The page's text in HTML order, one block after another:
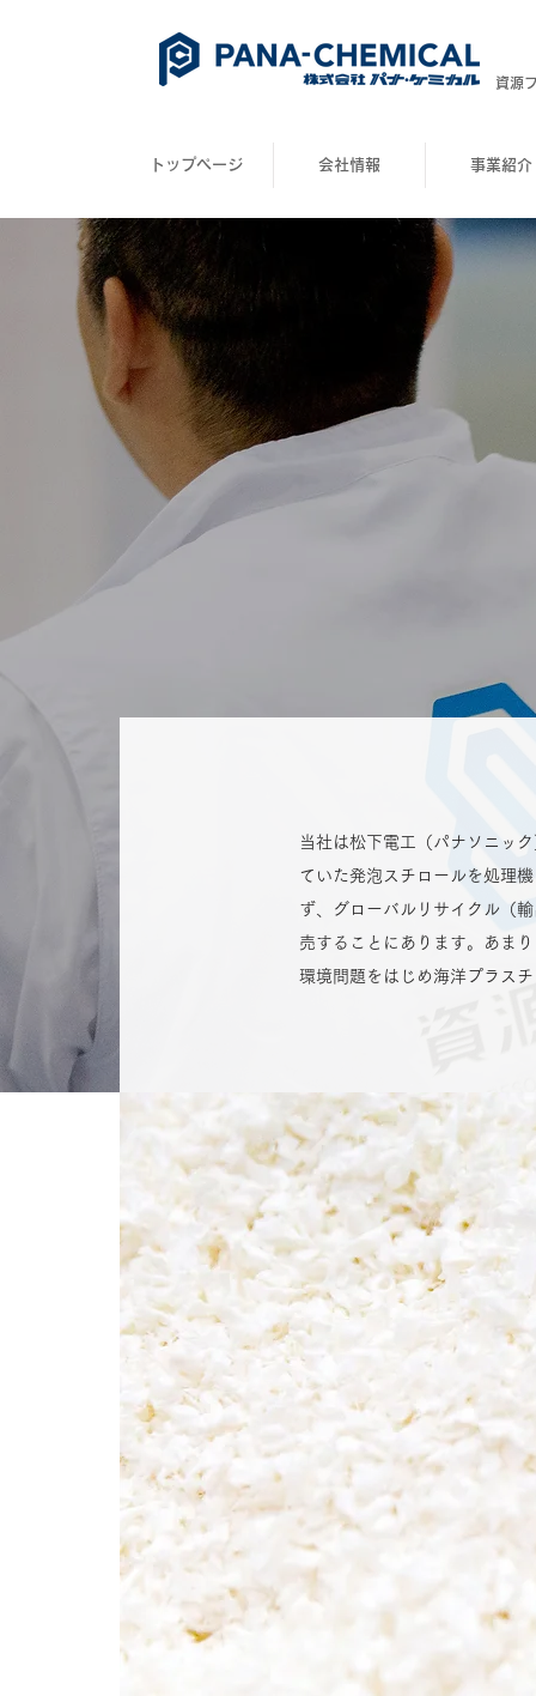
資源
トップページ 会社情報 事業紹介
当社は松下電工（パナソニッ
ていた発泡スチロールを処理
ず、グローバルリサイクル（
売することにあります。あま
環境問題をはじめ海洋プラス